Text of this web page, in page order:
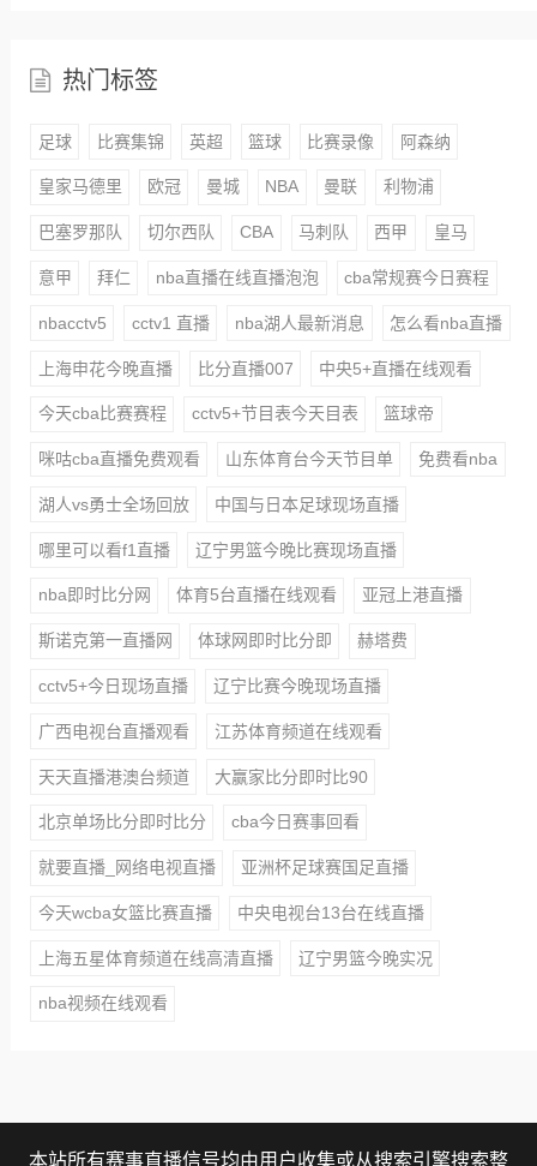
热门标签
足球 比赛集锦 英超 篮球 比赛录像 阿森纳
皇家马德里 欧冠 曼城 NBA 曼联 利物浦
巴塞罗那队 切尔西队 CBA 马刺队 西甲 皇马
意甲 拜仁 nba直播在线直播泡泡 cba常规赛今日赛程
nbacctv5 cctv1 直播 nba湖人最新消息 怎么看nba直播
上海申花今晚直播 比分直播007 中央5+直播在线观看
今天cba比赛赛程 cctv5+节目表今天目表 篮球帝
咪咕cba直播免费观看 山东体育台今天节目单 免费看nba
湖人vs勇士全场回放 中国与日本足球现场直播
哪里可以看f1直播 辽宁男篮今晚比赛现场直播
nba即时比分网 体育5台直播在线观看 亚冠上港直播
斯诺克第一直播网 体球网即时比分即 赫塔费
cctv5+今日现场直播 辽宁比赛今晚现场直播
广西电视台直播观看 江苏体育频道在线观看
天天直播港澳台频道 大赢家比分即时比90
北京单场比分即时比分 cba今日赛事回看
就要直播_网络电视直播 亚洲杯足球赛国足直播
今天wcba女篮比赛直播 中央电视台13台在线直播
上海五星体育频道在线高清直播 辽宁男篮今晚实况
nba视频在线观看
本站所有赛事直播信号均由用户收集或从搜索引擎搜索整